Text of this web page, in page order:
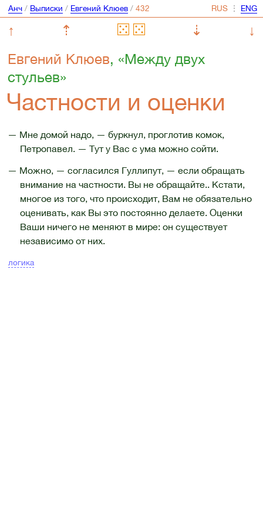
Анч/ Выписки / Евгений Клюев/ ⋮
↑ ⇡ ⇣
↓
Евгений Клюев, «Между двух
стульев»
Частности и оценки
— Мне домой надо, — буркнул, проглотив комок,
Петропавел. — Тут у Вас с ума можно сойти.
— Можно, — согласился Гуллипут, — если обращать
внимание на частности. Вы не обращайте.. Кстати,
многое из того, что происходит, Вам не обязательно
оценивать, как Вы это постоянно делаете. Оценки
Ваши ничего не меняют в мире: он существует
независимо от них.
логика